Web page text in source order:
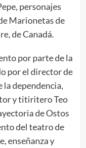
personajes
Marionetas de
de Canadá.
por parte de la
por el director de
dependencia,
y titiritero Teo
de Ostos
del teatro de
enseñanza y